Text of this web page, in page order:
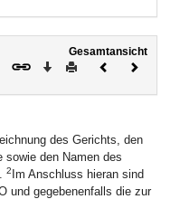
Gesamtansicht
Download
DruckenVorheriges
des Gerichts, den
sowie den Namen des
2 Im Anschluss hieran sind
und gegebenenfalls die zur